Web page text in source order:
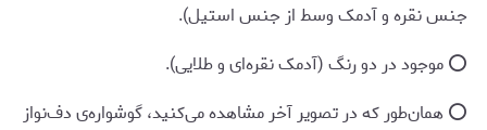
جنس نقره و آدمک وسط از جنس استیل).
⭕️ موجود در دو رنگ (آدمک نقره‌ای و طلایی).
⭕️ همان‌طور که در تصویر آخر مشاهده می‌کنید، گوشواره‌ی دف‌نواز